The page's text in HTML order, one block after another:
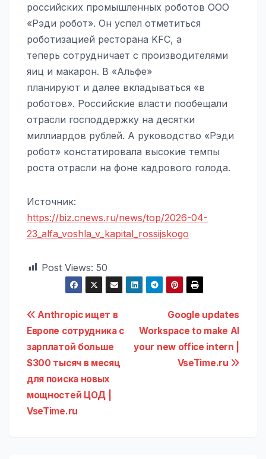
российских промышленных роботов ООО
«Рэди робот». Он успел отметиться
роботизацией ресторана KFC, а
теперь сотрудничает с производителями
яиц и макарон. В «Альфе»
планируют и далее вкладываться «в
роботов». Российские власти пообещали
отрасли господдержку на десятки
миллиардов рублей. А руководство «Рэди
робот» констатировала высокие темпы
роста отрасли на фоне кадрового голода.
Источник:
https://biz.cnews.ru/news/top/2026-04-
23_alfa_voshla_v_kapital_rossijskogo
Post Views: 50
Навигация
по
записям
Google updates
Workspace to make AI
your new office intern |
VseTime.ru
Anthropic ищет в
Европе сотрудника с
зарплатой больше
$300 тысяч в месяц
для поиска новых
мощностей ЦОД |
VseTime.ru